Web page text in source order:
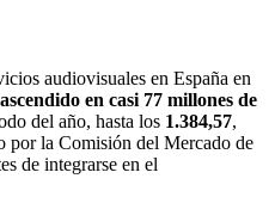
audiovisuales en España en
en casi 77 millones de
del año, hasta los 1.384,57,
por la Comisión del Mercado de
de integrarse en el